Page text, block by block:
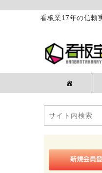
看板業17年の信頼